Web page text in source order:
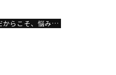
日本初のオーダーメイド枕「マイ枕」のお店。睡眠専門店だからこそ、悩みやからだにあった眠りをご提案致します。